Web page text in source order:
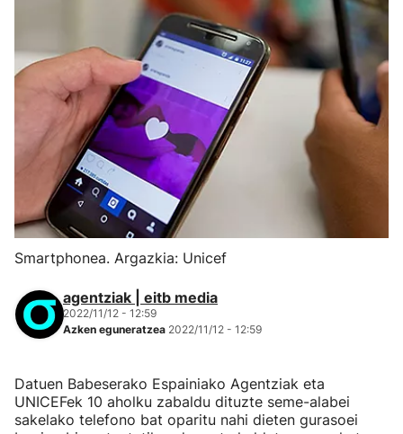
Smartphonea. Argazkia: Unicef
agentziak | eitb media
2022/11/12 - 12:59
Azken eguneratzea 2022/11/12 - 12:59
Datuen Babeserako Espainiako Agentziak eta
UNICEFek 10 aholku zabaldu dituzte seme-alabei
sakelako telefono bat oparitu nahi dieten gurasoei